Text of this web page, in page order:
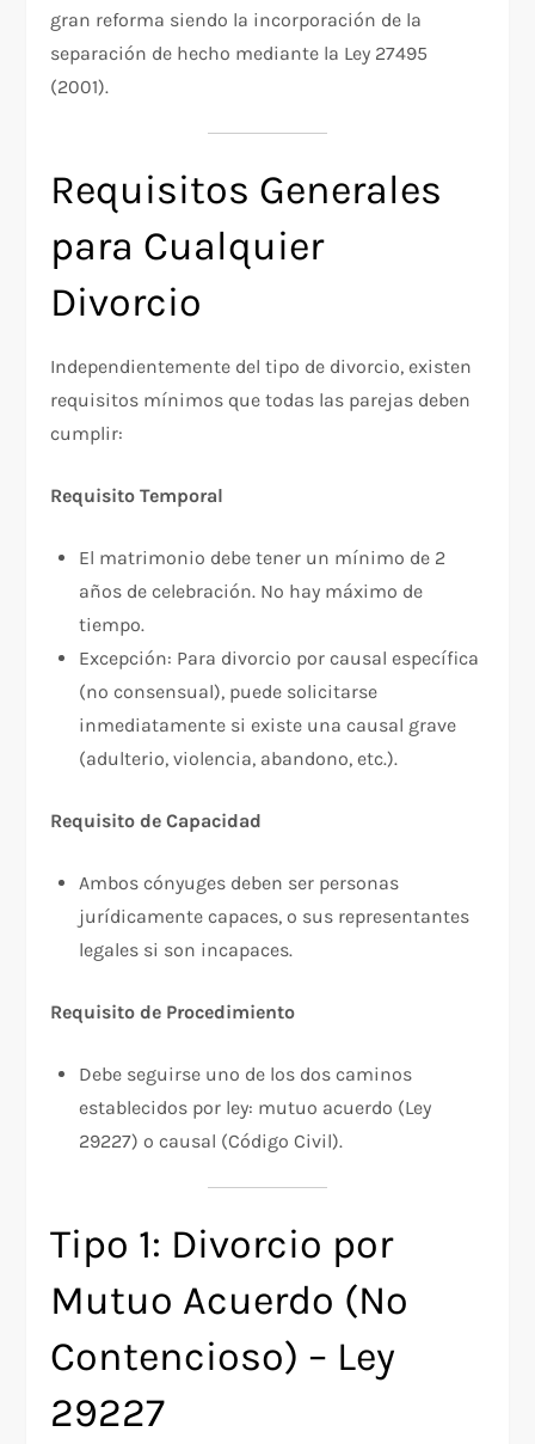
gran reforma siendo la incorporación de la
separación de hecho mediante la Ley 27495
(2001).​
Requisitos Generales
para Cualquier
Divorcio
Independientemente del tipo de divorcio, existen
requisitos mínimos que todas las parejas deben
cumplir:
Requisito Temporal
El matrimonio debe tener un mínimo de 2
años de celebración. No hay máximo de
tiempo.​
Excepción: Para divorcio por causal específica
(no consensual), puede solicitarse
inmediatamente si existe una causal grave
(adulterio, violencia, abandono, etc.).
Requisito de Capacidad
Ambos cónyuges deben ser personas
jurídicamente capaces, o sus representantes
legales si son incapaces.
Requisito de Procedimiento
Debe seguirse uno de los dos caminos
establecidos por ley: mutuo acuerdo (Ley
29227) o causal (Código Civil).
Tipo 1: Divorcio por
Mutuo Acuerdo (No
Contencioso) – Ley
29227